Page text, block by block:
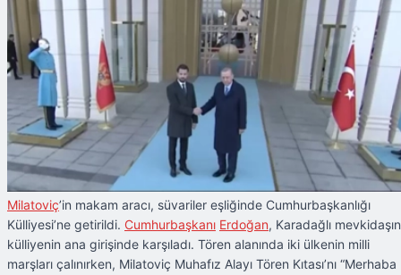
Milatoviç’in makam aracı, süvariler eşliğinde Cumhurbaşkanlığı
Külliyesi’ne getirildi. Cumhurbaşkanı Erdoğan, Karadağlı
külliyenin ana girişinde karşıladı. Tören alanında iki ülkenin milli
marşları çalınırken, Milatoviç Muhafız Alayı Tören Kıtası’nı “Merhaba